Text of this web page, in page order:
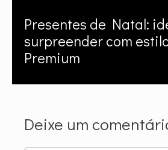
Presentes de Natal:
surpreender com
Premium
Deixe um